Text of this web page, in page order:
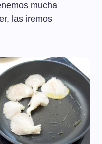
mucha
las iremos